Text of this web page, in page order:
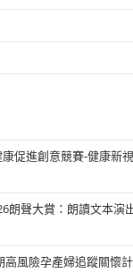
康促進創意競賽-健康新
朗聲大賞：朗讀文本演
風險孕產婦追蹤關懷計